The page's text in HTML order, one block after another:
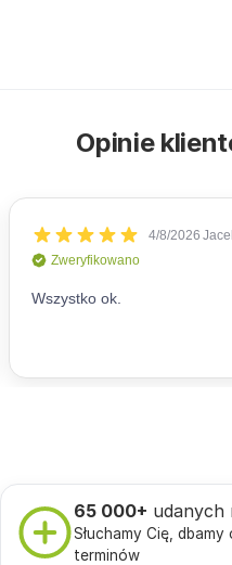
Opinie
65 000+ udanych
Słuchamy Cię,
terminów